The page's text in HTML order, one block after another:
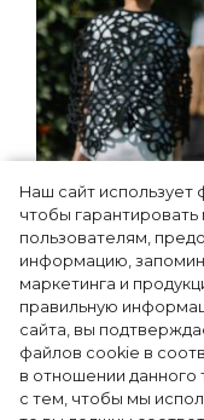
Наш сайт использует
чтобы
пользователям,
информацию,
маркетинга и
правильную
сайта, вы
файлов cookie в
в отношении данного
с тем, чтобы мы
Показы для
точкой на
Там, где
дизайнера